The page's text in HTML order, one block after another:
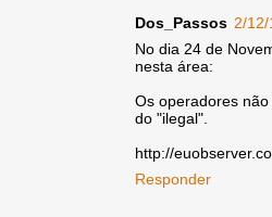
Dos_Passos 2/12/
No dia 24 de
nesta área:
Os operadores
do "ilegal".
http://
Responder